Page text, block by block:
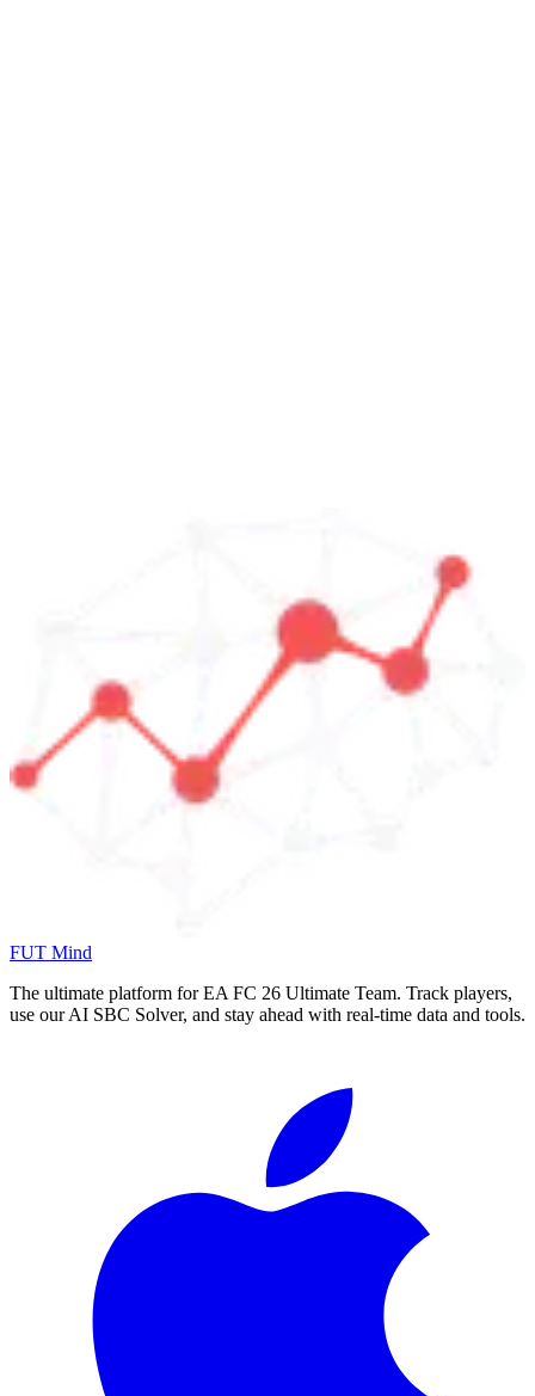
FUT Mind
The ultimate platform for EA FC 26 Ultimate Team. Track players,
use our AI SBC Solver, and stay ahead with real-time data and tools.